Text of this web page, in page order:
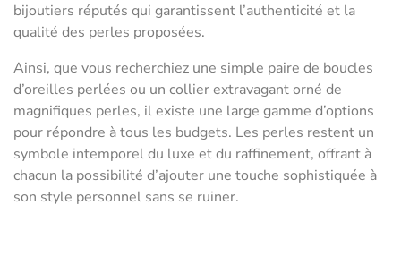
bijoutiers réputés qui garantissent l’authenticité et la
qualité des perles proposées.
Ainsi, que vous recherchiez une simple paire de boucles
d’oreilles perlées ou un collier extravagant orné de
magnifiques perles, il existe une large gamme d’options
pour répondre à tous les budgets. Les perles restent un
symbole intemporel du luxe et du raffinement, offrant à
chacun la possibilité d’ajouter une touche sophistiquée à
son style personnel sans se ruiner.